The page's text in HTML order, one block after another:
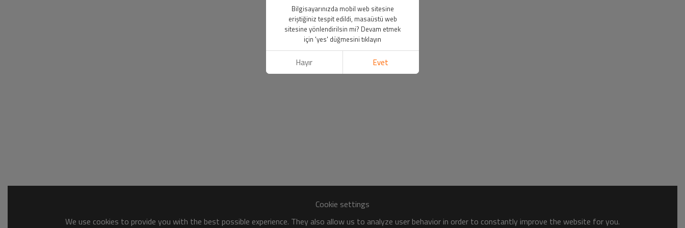
Cookie settings
We use cookies to provide you with the best possible experience. They also allow us to analyze user behavior in order to constantly improve the website for you.
Bilgisayarınızda mobil web sitesine
eriştiğiniz tespit edildi, masaüstü web
sitesine yönlendirilsin mi? Devam etmek
için 'yes' düğmesini tıklayın
Hayır Evet